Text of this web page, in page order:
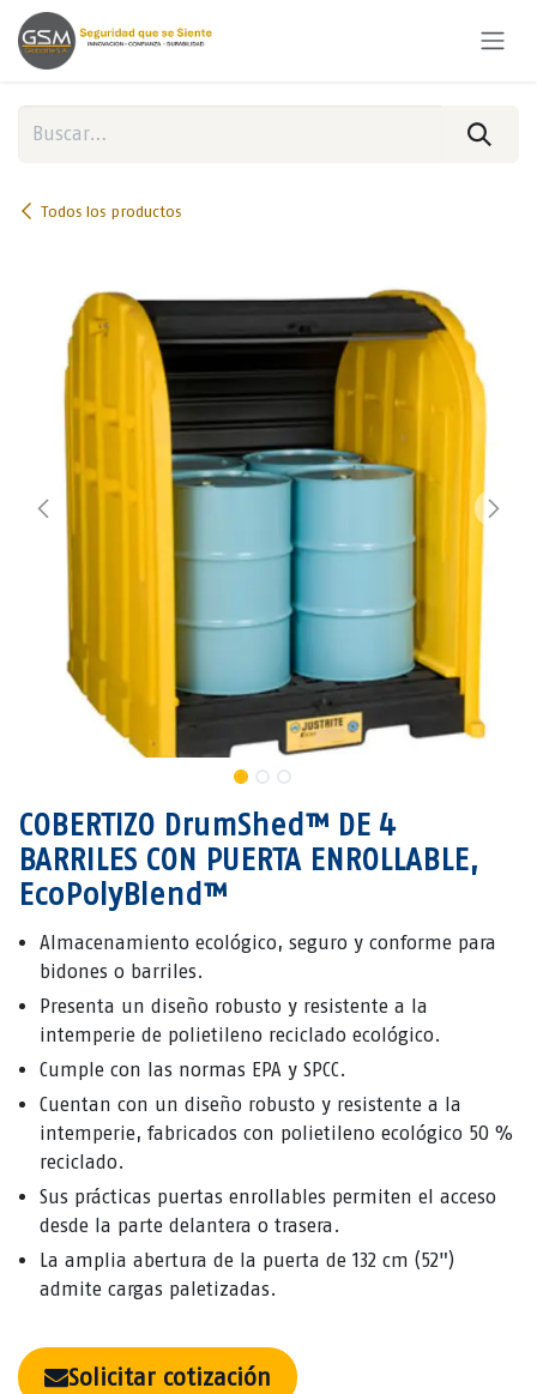
Ir al contenido
Todos los productos
COBERTIZO DrumShed™ DE 4
BARRILES CON PUERTA ENROLLABLE,
EcoPolyBlend™
Almacenamiento ecológico, seguro y conforme para
bidones o barriles.
Presenta un diseño robusto y resistente a la
intemperie de polietileno reciclado ecológico.
Cumple con las normas EPA y SPCC.
Cuentan con un diseño robusto y resistente a la
intemperie, fabricados con polietileno ecológico 50 %
reciclado.
Sus prácticas puertas enrollables permiten el acceso
desde la parte delantera o trasera.
La amplia abertura de la puerta de 132 cm (52")
admite cargas paletizadas.
Solicitar cotización